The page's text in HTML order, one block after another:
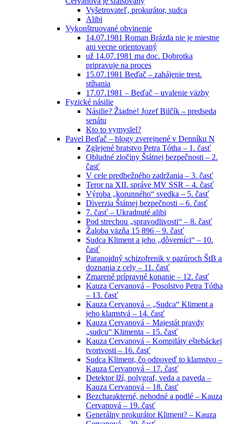
Vyšetrovateľ, prokurátor, sudca
Alibi
Vykonštruované obvinenie
14.07.1981 Roman Brázda nie je miestne
ani vecne orientovaný
už 14.07.1981 ma doc. Dobrotka
pripravuje na proces
15.07.1981 Beďač – zahájenie trest.
stíhania
17.07.1981 – Beďač – uvalenie väzby
Fyzické násilie
Násilie? Žiadne! Jozef Bilčík – predseda
senátu
Kto to vymyslel?
Pavel Beďač – blogy zverejnené v Denníku N
Zglejené bratstvo Petra Tótha – 1. časť
Obludné zločiny Štátnej bezpečnosti – 2.
časť
V cele predbežného zadržania – 3. časť
Teror na XII. správe MV SSR – 4. časť
Výroba „korunného“ svedka – 5. časť
Diverzia Štátnej bezpečnosti – 6. časť
7. časť – Ukradnuté alibi
Pod strechou „spravodlivosti“ – 8. časť
Žaloba väzňa 15 896 – 9. časť
Sudca Kliment a jeho „dôverníci“ – 10.
časť
Paranoidný schizofrenik v pazúroch ŠtB a
doznania z cely – 11. časť
Zmarené prípravné konanie – 12. časť
Kauza Cervanová – Posolstvo Petra Tótha
– 13. časť
Kauza Cervanová – „Sudca“ Kliment a
jeho klamstvá – 14. časť
Kauza Cervanová – Majestát pravdy
„sudcu“ Klimenta – 15. časť
Kauza Cervanová – Kompiláty eštebáckej
tvorivosti – 16. časť
Sudca Kliment, čo odpoveď to klamstvo –
Kauza Cervanová – 17. časť
Detektor lží, polygraf, veda a paveda –
Kauza Cervanová – 18. časť
Bezcharakterné, nehodné a podlé – Kauza
Cervanová – 19. časť
Generálny prokurátor Kliment? – Kauza